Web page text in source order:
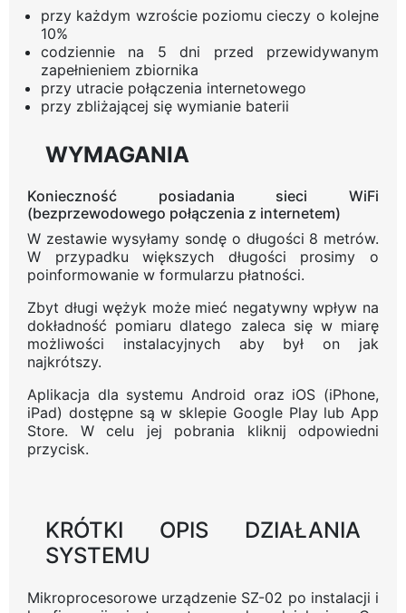
przy każdym wzroście poziomu cieczy o kolejne
10%
codziennie na 5 dni przed przewidywanym
zapełnieniem zbiornika
przy utracie połączenia internetowego
przy zbliżającej się wymianie baterii
WYMAGANIA
Konieczność posiadania sieci WiFi
(bezprzewodowego połączenia z internetem)
W zestawie wysyłamy sondę o długości 8 metrów.
W przypadku większych długości prosimy o
poinformowanie w formularzu płatności.
Zbyt długi wężyk może mieć negatywny wpływ na
dokładność pomiaru dlatego zaleca się w miarę
możliwości instalacyjnych aby był on jak
najkrótszy.
Aplikacja dla systemu Android oraz iOS (iPhone,
iPad) dostępne są w sklepie Google Play lub App
Store. W celu jej pobrania kliknij odpowiedni
przycisk.
KRÓTKI OPIS DZIAŁANIA
SYSTEMU
Mikroprocesorowe urządzenie SZ-02 po instalacji i